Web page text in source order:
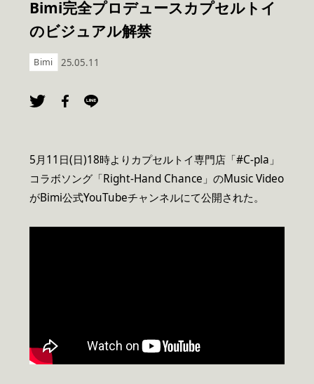
Bimi完全プロデュースカプセルトイ
のビジュアル解禁
Bimi 25.05.11
5月11日(日)18時よりカプセルトイ専門店「#C-pla」
コラボソング「Right-Hand Chance」のMusic Video
がBimi公式YouTubeチャンネルにて公開された。